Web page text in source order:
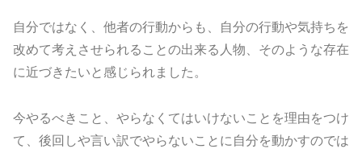
自分ではなく、他者の行動からも、自分の行動や気持ちを
改めて考えさせられることの出来る人物、そのような存在
に近づきたいと感じられました。
今やるべきこと、やらなくてはいけないことを理由をつけ
て、後回しや言い訳でやらないことに自分を動かすのでは